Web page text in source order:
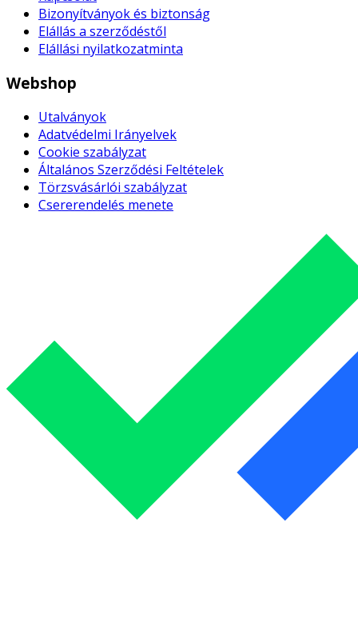
Bizonyítványok és biztonság
Elállás a szerződéstől
Elállási nyilatkozatminta
Webshop
Utalványok
Adatvédelmi Irányelvek
Cookie szabályzat
Általános Szerződési Feltételek
Törzsvásárlói szabályzat
Csererendelés menete